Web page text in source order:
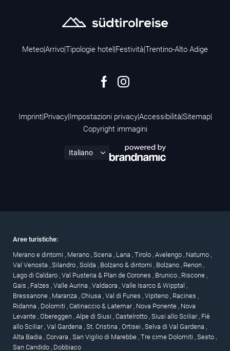
Meteo|Arrivo|Tipologie hotel |Festività|Trentino-Alto Adige
Imprint|Privacy|Impostazioni privacy|Accessibilità|Sitemap|
Copyright immagini
Aree turistiche:
Merano e dintorni , Merano , Scena , Lana , Tirolo , Avelengo , Naturno ,
Val Venosta , Silandro , Solda , Bolzano & dintorni , Bolzano , Renon ,
Lago di Caldaro , Val Pusteria & Plan de Corones , Brunico , Riscone ,
Gais , Falzes , Valle Aurina , Valdaora , Valle Isarco & Wipptal ,
Bressanone , Maranza , Chiusa , Val di Funes , Vipiteno , Racines ,
Ridanna , Dolomiti , Catinaccio & Latemar , Nova Ponente , Nova
Levante , Obereggen , Alpe di Siusi , Castelrotto , Siusi allo Sciliar , Fiè
allo Sciliar , Val Gardena , St. Cristina , Ortisei , Selva di Val Gardena ,
Alta Badia , Corvara , San Vigilio di Marebbe , Tre cime Dolomiti , Sesto ,
San Candido , Dobbiaco